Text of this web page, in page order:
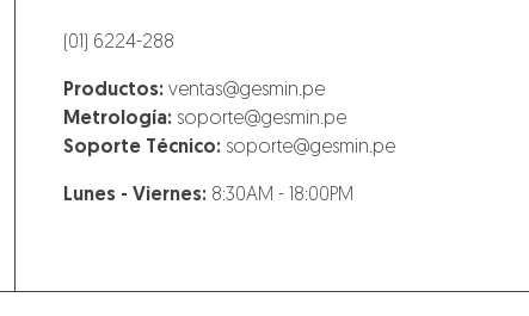
(01) 6224-288
Productos:ventas@gesmin.pe
Metrología: soporte@gesmin.pe
Soporte Técnico: soporte@gesmin.pe
Lunes - Viernes: 8:30AM - 18:00PM